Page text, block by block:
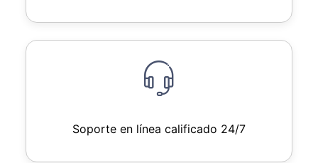
Soporte en línea calificado 24/7